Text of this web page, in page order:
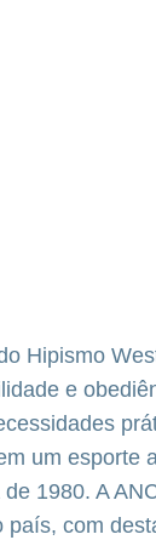
Hipismo
e
um esporte
1980. A
país, com